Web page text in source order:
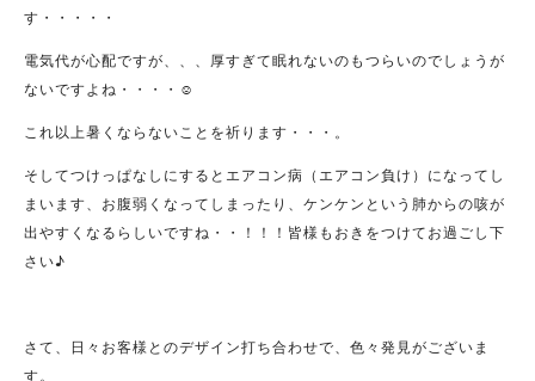
す・・・・・
電気代が心配ですが、、、厚すぎて眠れないのもつらいのでしょうが
ないですよね・・・・☺
これ以上暑くならないことを祈ります・・・。
そしてつけっぱなしにするとエアコン病（エアコン負け）になってし
まいます、お腹弱くなってしまったり、ケンケンという肺からの咳が
出やすくなるらしいですね・・！！！皆様もおきをつけてお過ごし下
さい♪
さて、日々お客様とのデザイン打ち合わせで、色々発見がございま
す。